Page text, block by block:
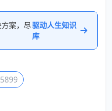
案，尽驱动人生知识
库